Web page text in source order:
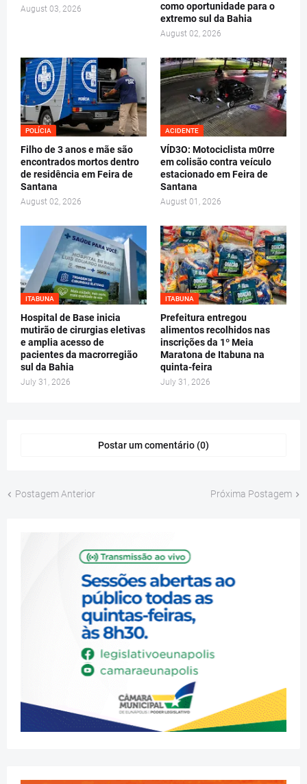
August 03, 2026
como oportunidade para o
extremo sul da Bahia
August 02, 2026
POLÍCIA
Filho de 3 anos e mãe são
encontrados mortos dentro
de residência em Feira de
Santana
August 02, 2026
ACIDENTE
VÍD3O: Motociclista m0rre
em colisão contra veículo
estacionado em Feira de
Santana
August 01, 2026
ITABUNA
Hospital de Base inicia
mutirão de cirurgias eletivas
e amplia acesso de
pacientes da macrorregião
sul da Bahia
July 31, 2026
ITABUNA
Prefeitura entregou
alimentos recolhidos nas
inscrições da 1º Meia
Maratona de Itabuna na
quinta-feira
July 31, 2026
Postar um comentário (0)
Postagem Anterior Próxima Postagem